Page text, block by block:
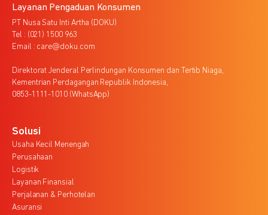
Layanan Pengaduan Konsumen
PT Nusa Satu Inti Artha (DOKU)
Tel : (021) 1500 963
Email : care@doku.com
Direktorat Jenderal Perlindungan Konsumen dan Tertib Niaga,
Kementrian Perdagangan Republik Indonesia,
0853-1111-1010 (WhatsApp)
Solusi
Usaha Kecil Menengah
Perusahaan
Logistik
Layanan Finansial
Perjalanan & Perhotelan
Asuransi